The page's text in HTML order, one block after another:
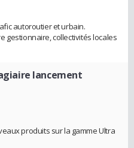
autoroutier et urbain.
gestionnaire, collectivités locales
lancement
produits sur la gamme Ultra